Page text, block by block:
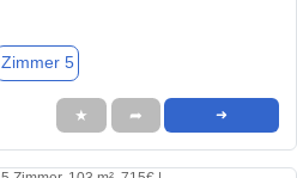
Zimmer 5
★ ➦ ➜